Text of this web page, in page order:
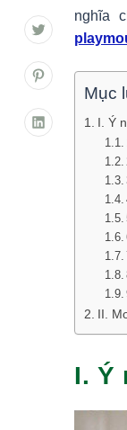
nghĩa
Mục
I. Ý
II.
I. Ý